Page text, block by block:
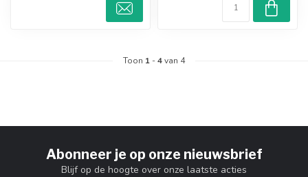
Toon 1 -4van 4
Abonneer je op onze nieuwsbrief
Blijf op de hoogte over onze laatste acties